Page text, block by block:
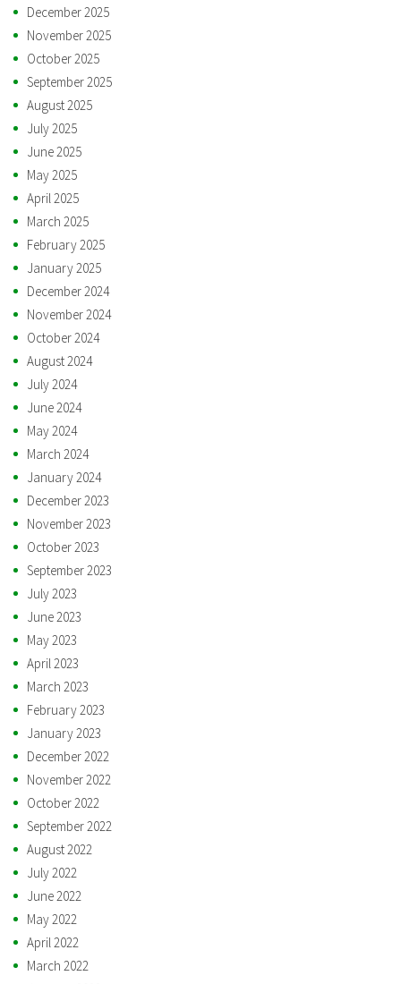
December 2025
November 2025
October 2025
September 2025
August 2025
July 2025
June 2025
May 2025
April 2025
March 2025
February 2025
January 2025
December 2024
November 2024
October 2024
August 2024
July 2024
June 2024
May 2024
March 2024
January 2024
December 2023
November 2023
October 2023
September 2023
July 2023
June 2023
May 2023
April 2023
March 2023
February 2023
January 2023
December 2022
November 2022
October 2022
September 2022
August 2022
July 2022
June 2022
May 2022
April 2022
March 2022